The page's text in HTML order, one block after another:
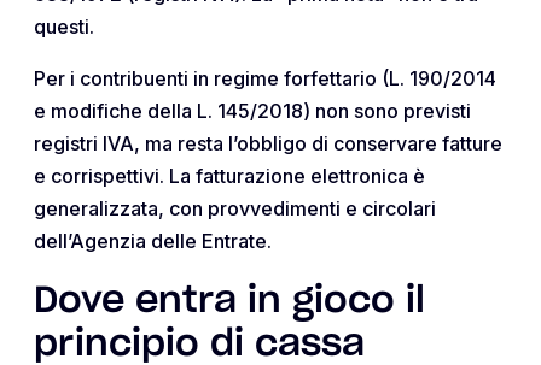
questi.
Per i contribuenti in regime forfettario (L. 190/2014
e modifiche della L. 145/2018) non sono previsti
registri IVA, ma resta l’obbligo di conservare fatture
e corrispettivi. La fatturazione elettronica è
generalizzata, con provvedimenti e circolari
dell’Agenzia delle Entrate.
Dove entra in gioco il
principio di cassa